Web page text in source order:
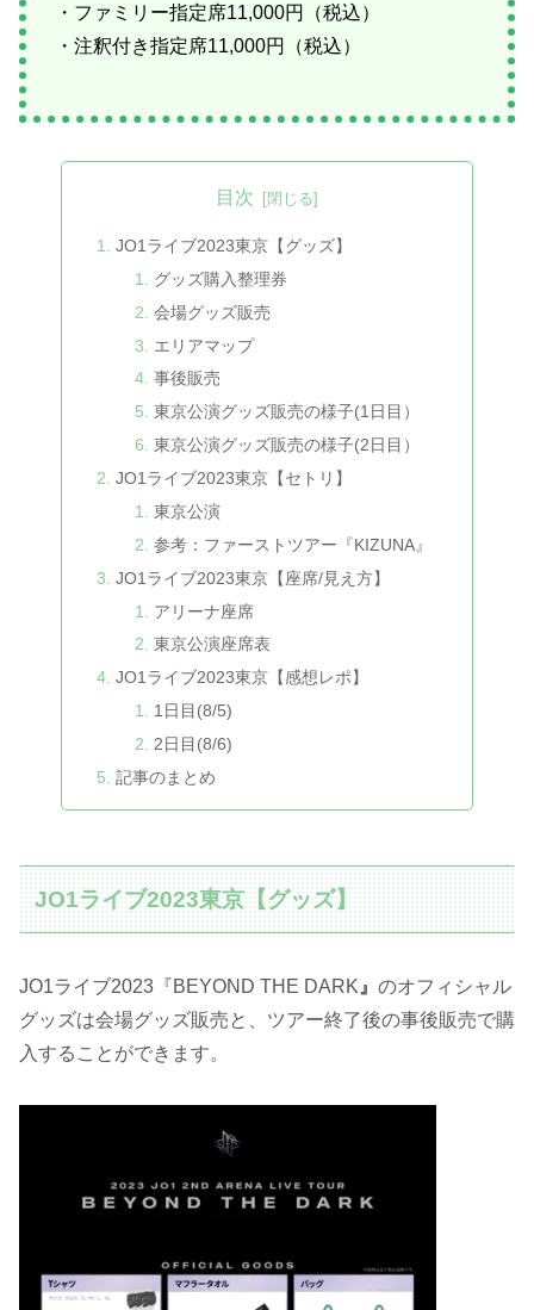
・ファミリー指定席11,000円（税込）
・注釈付き指定席11,000円（税込）
目次
JO1ライブ2023東京【グッズ】
グッズ購入整理券
会場グッズ販売
エリアマップ
事後販売
東京公演グッズ販売の様子(1日目）
東京公演グッズ販売の様子(2日目）
JO1ライブ2023東京【セトリ】
東京公演
参考：ファーストツアー『KIZUNA』
JO1ライブ2023東京【座席/見え方】
アリーナ座席
東京公演座席表
JO1ライブ2023東京【感想レポ】
1日目(8/5)
2日目(8/6)
記事のまとめ
JO1ライブ2023東京【グッズ】
JO1ライブ2023『BEYOND THE DARK』 のオフィシャル
グッズは会場グッズ販売と、ツアー終了後の事後販売で購
入することができます。